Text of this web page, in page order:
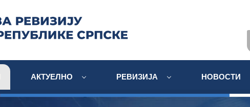
АКТУЕЛНО РЕВИЗИЈА НОВОСТИ